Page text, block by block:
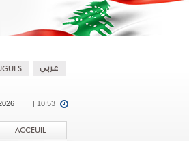
| 10:53
ACCEUIL